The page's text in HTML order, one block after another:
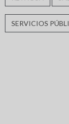
SERVICIOS